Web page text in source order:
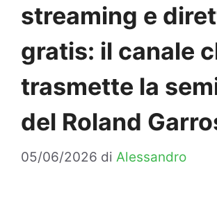
streaming e
gratis: il canale
trasmette la
del Roland
05/06/2026 di Alessandro